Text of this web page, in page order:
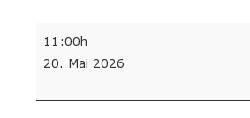
Selbsthilfegruppe
11:00h
20. Mai 2026